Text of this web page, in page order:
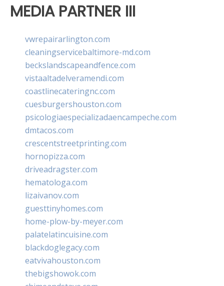
MEDIA PARTNER III
vwrepairarlington.com
cleaningservicebaltimore-md.com
beckslandscapeandfence.com
vistaaltadelveramendi.com
coastlinecateringnc.com
cuesburgershouston.com
psicologiaespecializadaencampeche.com
dmtacos.com
crescentstreetprinting.com
hornopizza.com
driveadragster.com
hematologa.com
lizaivanov.com
guesttinyhomes.com
home-plow-by-meyer.com
palatelatincuisine.com
blackdoglegacy.com
eatvivahouston.com
thebigshowok.com